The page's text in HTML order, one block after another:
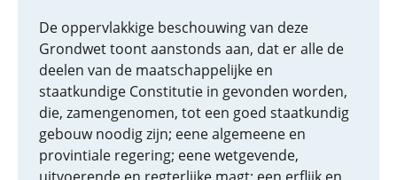
De oppervlakkige beschouwing van deze
Grondwet toont aanstonds aan, dat er alle de
deelen van de maatschappelijke en
staatkundige Constitutie in gevonden worden,
die, zamengenomen, tot een goed staatkundig
gebouw noodig zijn; eene algemeene en
provintiale regering; eene wetgevende,